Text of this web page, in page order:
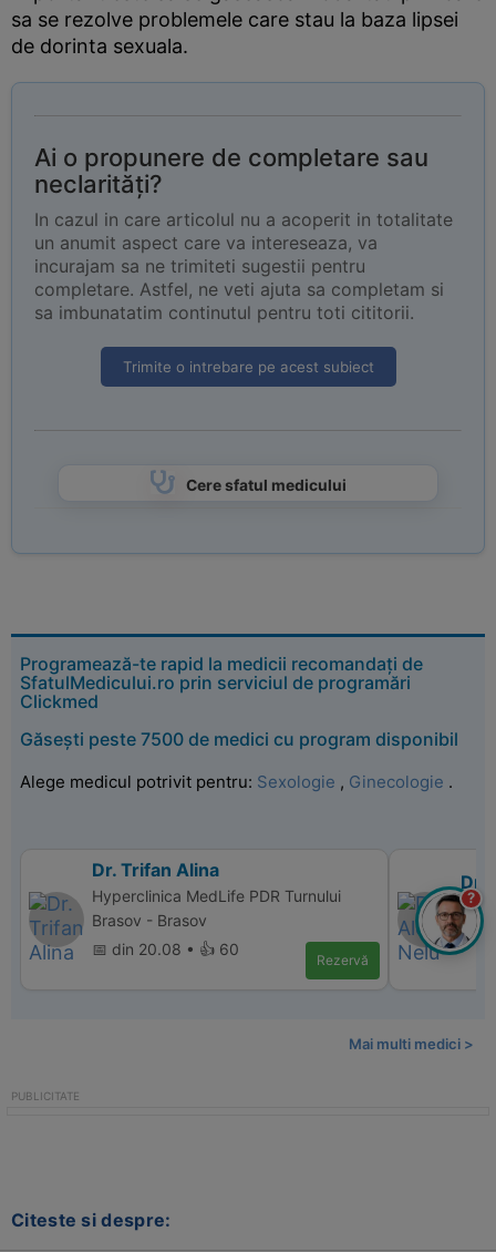
sa se rezolve problemele care stau la baza lipsei
de dorinta sexuala.
Ai o propunere de completare sau
neclarități?
In cazul in care articolul nu a acoperit in totalitate
un anumit aspect care va intereseaza, va
incurajam sa ne trimiteti sugestii pentru
completare. Astfel, ne veti ajuta sa completam si
sa imbunatatim continutul pentru toti cititorii.
Trimite o intrebare pe acest subiect
Cere sfatul medicului
Programează-te rapid la medicii recomandați de
SfatulMedicului.ro prin serviciul de programări
Clickmed
Găsești peste 7500 de medici cu program disponibil
Alege medicul potrivit pentru: Sexologie , Ginecologie .
Dr. Trifan Alina
Hyperclinica MedLife PDR Turnului
Brasov - Brasov
📅 din 20.08 • 👍 60
Rezervă
Dr.
📅
Mai multi medici >
Citeste si despre:
?